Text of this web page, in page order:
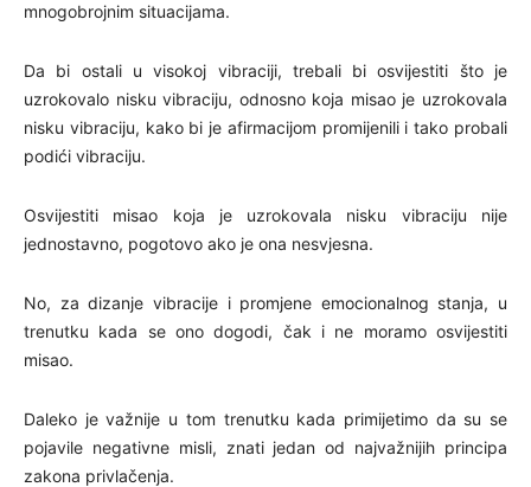
mnogobrojnim situacijama.
Da bi ostali u visokoj vibraciji, trebali bi osvijestiti što je
uzrokovalo nisku vibraciju, odnosno koja misao je uzrokovala
nisku vibraciju, kako bi je afirmacijom promijenili i tako probali
podići vibraciju.
Osvijestiti misao koja je uzrokovala nisku vibraciju nije
jednostavno, pogotovo ako je ona nesvjesna.
No, za dizanje vibracije i promjene emocionalnog stanja, u
trenutku kada se ono dogodi, čak i ne moramo osvijestiti
misao.
Daleko je važnije u tom trenutku kada primijetimo da su se
pojavile negativne misli, znati jedan od najvažnijih principa
zakona privlačenja.